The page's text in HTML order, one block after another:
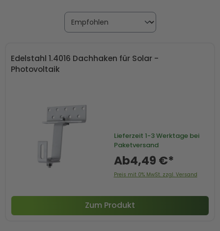
Edelstahl 1.4016 Dachhaken für Solar -
Photovoltaik
Lieferzeit 1-3 Werktage bei
Paketversand
Ab4,49 €*
Preis mit 0% MwSt. zzgl. Versand
Zum Produkt